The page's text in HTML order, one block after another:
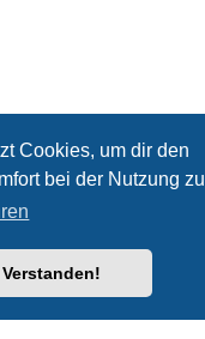
Cookies, um dir den
bei der Nutzung zu
Verstanden!